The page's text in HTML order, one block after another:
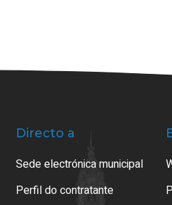
Directo a
Sede electrónica municipal
Perfil do contratante